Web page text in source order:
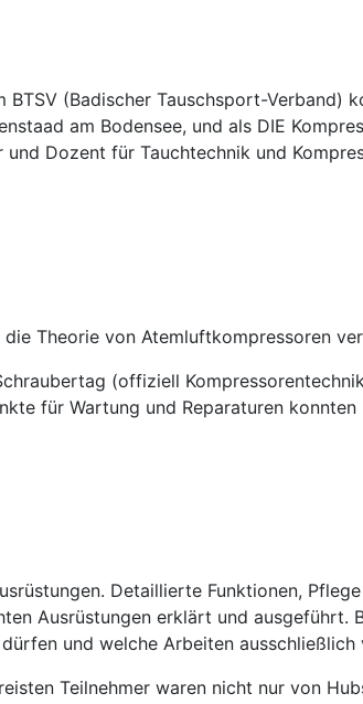
BTSV (Badischer Tauschsport-
am Bodensee, und als DIE
Dozent für Tauchtechnik und
die Theorie von Atemluftkompressoren
(offiziell
für Wartung und Reparaturen
Detaillierte Funktionen,
Ausrüstungen erklärt und
und welche Arbeiten
Teilnehmer waren nicht nur von